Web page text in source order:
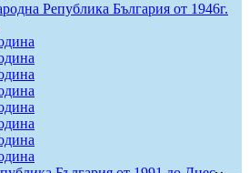
Република България от 1946г.